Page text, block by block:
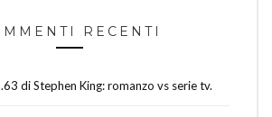
RECENTI
di Stephen King: romanzo vs serie tv.